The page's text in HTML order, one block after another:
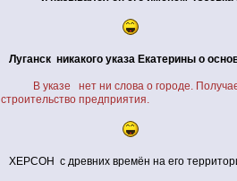
Луганск никакого указа Екатерины о
В указе нет ни слова о городе.
строительство предприятия.
ХЕРСОН с древних времён на его